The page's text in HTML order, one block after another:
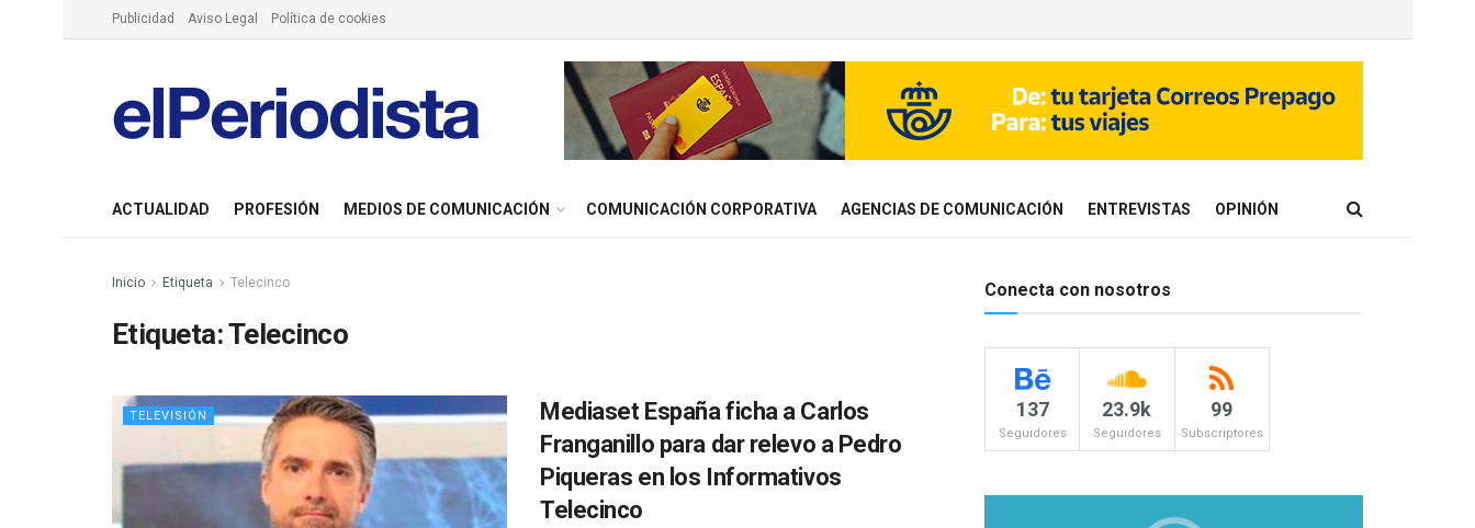
Publicidad Aviso Legal Política de cookies
ACTUALIDAD PROFESIÓN MEDIOS DE COMUNICACIÓN COMUNICACIÓN CORPORATIVA AGENCIAS DE COMUNICACIÓN ENTREVISTAS OPINIÓN
Inicio Etiqueta Telecinco
Etiqueta:Telecinco
TELEVISIÓN
Mediaset España ficha a Carlos
Franganillo para dar relevo a Pedro
Piqueras en los Informativos
Telecinco
Conecta con nosotros
137
Seguidores
23.9k
Seguidores
99
Subscriptores